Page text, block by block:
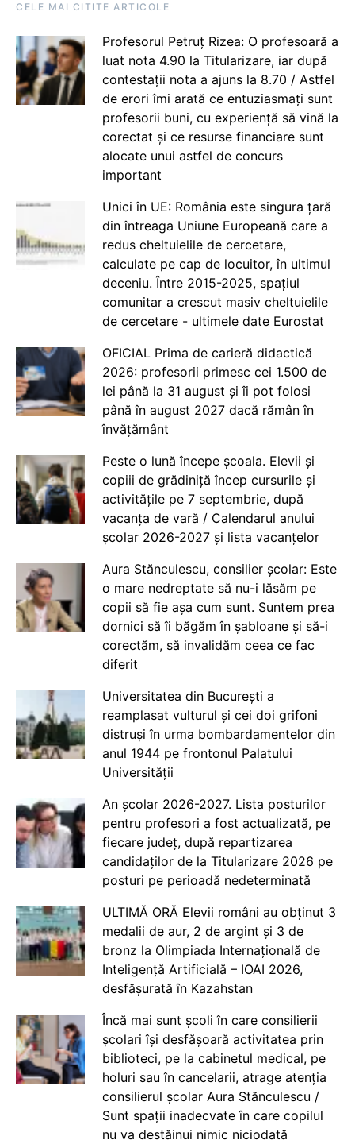
CELE MAI CITITE ARTICOLE
Profesorul Petruț Rizea: O profesoară a
luat nota 4.90 la Titularizare, iar după
contestații nota a ajuns la 8.70 / Astfel
de erori îmi arată ce entuziasmați sunt
profesorii buni, cu experiență să vină la
corectat și ce resurse financiare sunt
alocate unui astfel de concurs
important
Unici în UE: România este singura țară
din întreaga Uniune Europeană care a
redus cheltuielile de cercetare,
calculate pe cap de locuitor, în ultimul
deceniu. Între 2015-2025, spațiul
comunitar a crescut masiv cheltuielile
de cercetare - ultimele date Eurostat
OFICIAL Prima de carieră didactică
2026: profesorii primesc cei 1.500 de
lei până la 31 august și îi pot folosi
până în august 2027 dacă rămân în
învățământ
Peste o lună începe școala. Elevii și
copiii de grădiniță încep cursurile și
activitățile pe 7 septembrie, după
vacanța de vară / Calendarul anului
școlar 2026-2027 și lista vacanțelor
Aura Stănculescu, consilier școlar: Este
o mare nedreptate să nu-i lăsăm pe
copii să fie așa cum sunt. Suntem prea
dornici să îi băgăm în șabloane și să-i
corectăm, să invalidăm ceea ce fac
diferit
Universitatea din București a
reamplasat vulturul și cei doi grifoni
distruși în urma bombardamentelor din
anul 1944 pe frontonul Palatului
Universității
An școlar 2026-2027. Lista posturilor
pentru profesori a fost actualizată, pe
fiecare județ, după repartizarea
candidaților de la Titularizare 2026 pe
posturi pe perioadă nedeterminată
ULTIMĂ ORĂ Elevii români au obținut 3
medalii de aur, 2 de argint și 3 de
bronz la Olimpiada Internațională de
Inteligență Artificială – IOAI 2026,
desfășurată în Kazahstan
Încă mai sunt școli în care consilierii
școlari își desfășoară activitatea prin
biblioteci, pe la cabinetul medical, pe
holuri sau în cancelarii, atrage atenția
consilierul școlar Aura Stănculescu /
Sunt spații inadecvate în care copilul
nu va destăinui nimic niciodată